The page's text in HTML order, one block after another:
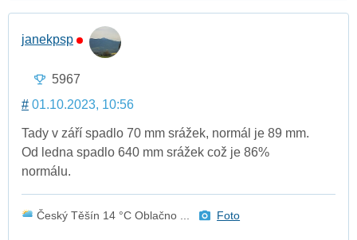
janekpsp
5967
# 01.10.2023, 10:56
Tady v září spadlo 70 mm srážek, normál je 89 mm.
Od ledna spadlo 640 mm srážek což je 86%
normálu.
Český Těšín 14 °C Oblačno ... Foto